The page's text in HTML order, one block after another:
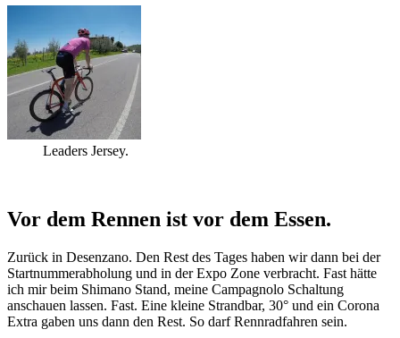
Leaders Jersey.
Vor dem Rennen ist vor dem Essen.
Zurück in Desenzano. Den Rest des Tages haben wir dann bei der
Startnummerabholung und in der Expo Zone verbracht. Fast hätte
ich mir beim Shimano Stand, meine Campagnolo Schaltung
anschauen lassen. Fast. Eine kleine Strandbar, 30° und ein Corona
Extra gaben uns dann den Rest. So darf Rennradfahren sein.